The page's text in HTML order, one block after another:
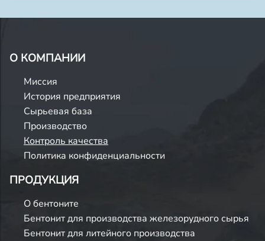
О КОМПАНИИ
Миссия
История предприятия
Сырьевая база
Производство
Контроль качества
Политика конфиденциальности
ПРОДУКЦИЯ
О бентоните
Бентонит для производства железорудного сырья
Бентонит для литейного производства